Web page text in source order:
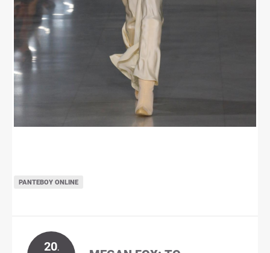
ΡΑΝΤΕΒΟΎ ONLINE
20.